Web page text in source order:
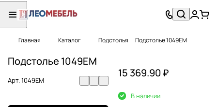
Главная Каталог Подстолья Подстолье 1049EM
Подстолье 1049EM
Арт.1049EM
15 369.90 ₽
В наличии